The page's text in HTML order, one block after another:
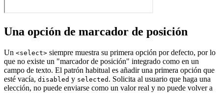
Una opción de marcador de posición
Un <select> siempre muestra su primera opción por defecto, por lo
que no existe un "marcador de posición" integrado como en un
campo de texto. El patrón habitual es añadir una primera opción que
esté vacía, disabled y selected . Solicita al usuario que haga una
elección, no puede enviarse como un valor real y no puede volver a